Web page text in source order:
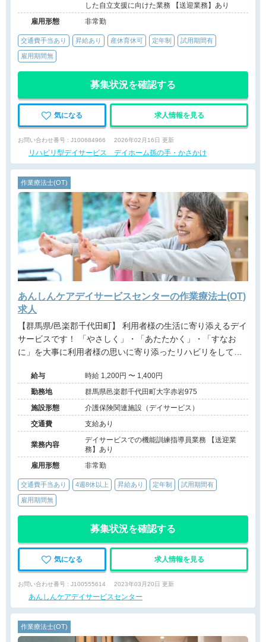
した自立支援に向けた業務 【送迎業務】あり
雇用形態
非常勤
交通費手当あり 昇給あり 産休育休可 定年制 試用期間有
雇用期間無
募集状況を確認する
気になる 求人情報を見る
お問い合わせ番号 : J100684966 2026年02月16日 更新
リハビリ型デイサービス デイホーム孫の手・かさかけ
作業療法士(OT)
あんしんケアデイサービスセンターの作業療法士(OT)
求人
【群馬県/邑楽郡千代田町】 利用者様の生活に寄り添えるデイ
サービスです！ 「やさしく」・「あたたかく」・「すなお
に」を大事に利用者様の思いに寄り添ったリハビリをしてい
事に取り組めます！
給与
時給 1,200円 〜 1,400円
勤務地
群馬県邑楽郡千代田町大字赤岩975
施設形態
介護保険関連施設（デイサービス）
交通費
支給あり
業務内容
デイサービスでの機能訓練指導員業務 【送迎業
務】あり
雇用形態
非常勤
交通費手当あり 4週8休以上 昇給あり 定年制 試用期間有
雇用期間無
募集状況を確認する
気になる 求人情報を見る
お問い合わせ番号 : J100555614 2023年03月20日 更新
あんしんケアデイサービスセンター
作業療法士(OT)